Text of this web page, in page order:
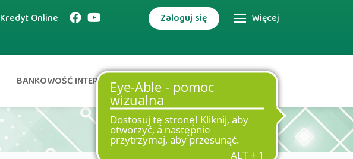
Kredyt Online Zaloguj się Więcej
BANKOWOŚĆ INTERNETOWA
DODATKOWE USŁUGI